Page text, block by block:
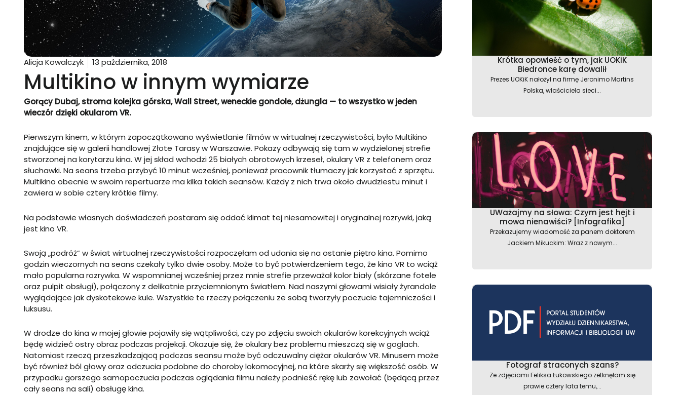
Alicja Kowalczyk 13 października, 2018
Multikino w innym wymiarze
Gorący Dubaj, stroma kolejka górska, Wall Street, weneckie gondole, dżungla — to wszystko w jeden
wieczór dzięki okularom VR.
Pierwszym kinem, w którym zapoczątkowano wyświetlanie filmów w wirtualnej rzeczywistości, było Multikino
znajdujące się w galerii handlowej Złote Tarasy w Warszawie. Pokazy odbywają się tam w wydzielonej strefie
stworzonej na korytarzu kina. W jej skład wchodzi 25 białych obrotowych krzeseł, okulary VR z telefonem oraz
słuchawki. Na seans trzeba przybyć 10 minut wcześniej, ponieważ pracownik tłumaczy jak korzystać z sprzętu.
Multikino obecnie w swoim repertuarze ma kilka takich seansów. Każdy z nich trwa około dwudziestu minut i
zawiera w sobie cztery krótkie filmy.
Na podstawie własnych doświadczeń postaram się oddać klimat tej niesamowitej i oryginalnej rozrywki, jaką
jest kino VR.
Swoją „podróż” w świat wirtualnej rzeczywistości rozpoczęłam od udania się na ostanie piętro kina. Pomimo
godzin wieczornych na seans czekały tylko dwie osoby. Może to być potwierdzeniem tego, że kino VR to wciąż
mało popularna rozrywka. W wspomnianej wcześniej przez mnie strefie przeważał kolor biały (skórzane fotele
oraz pulpit obsługi), połączony z delikatnie przyciemnionym światłem. Nad naszymi głowami wisiały żyrandole
wyglądające jak dyskotekowe kule. Wszystkie te rzeczy połączeniu ze sobą tworzyły poczucie tajemniczości i
luksusu.
W drodze do kina w mojej głowie pojawiły się wątpliwości, czy po zdjęciu swoich okularów korekcyjnych wciąż
będę widzieć ostry obraz podczas projekcji. Okazuje się, że okulary bez problemu mieszczą się w goglach.
Natomiast rzeczą przeszkadzającą podczas seansu może być odczuwalny ciężar okularów VR. Minusem może
być również ból głowy oraz odczucia podobne do choroby lokomocyjnej, na które skarży się większość osób. W
przypadku gorszego samopoczucia podczas oglądania filmu należy podnieść rękę lub zawołać (będącą przez
cały seans na sali) obsługę kina.
Krótka opowieść o tym, jak UOKiK
Biedronce karę dowalił
Prezes UOKiK nałożył na firmę Jeronimo Martins
Polska, właściciela sieci...
UWażajmy na słowa: Czym jest hejt i
mowa nienawiści? [Infografika]
Przekazujemy wiadomość za panem doktorem
Jackiem Mikuckim: Wraz z nowym...
Fotograf straconych szans?
Ze zdjęciami Feliksa Łukowskiego zetknęłam się
prawie cztery lata temu,...